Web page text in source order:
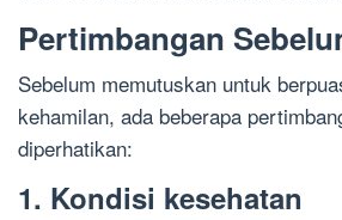
Pertimbangan
Sebelum memutuskan untuk
kehamilan, ada beberapa
diperhatikan:
1. Kondisi kesehatan